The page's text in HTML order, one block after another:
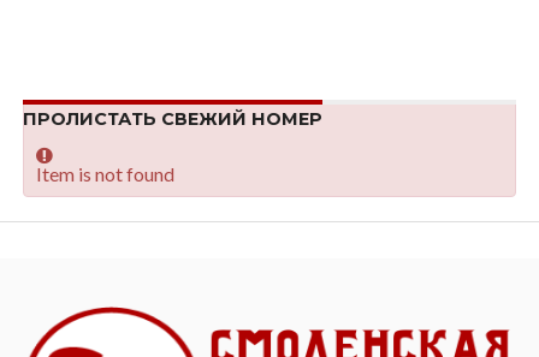
ПРОЛИСТАТЬ СВЕЖИЙ НОМЕР
Item is not found